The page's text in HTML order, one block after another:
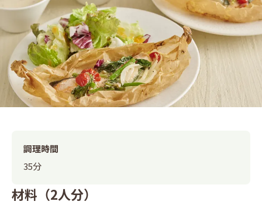
材料（2人分）
調理時間
35分